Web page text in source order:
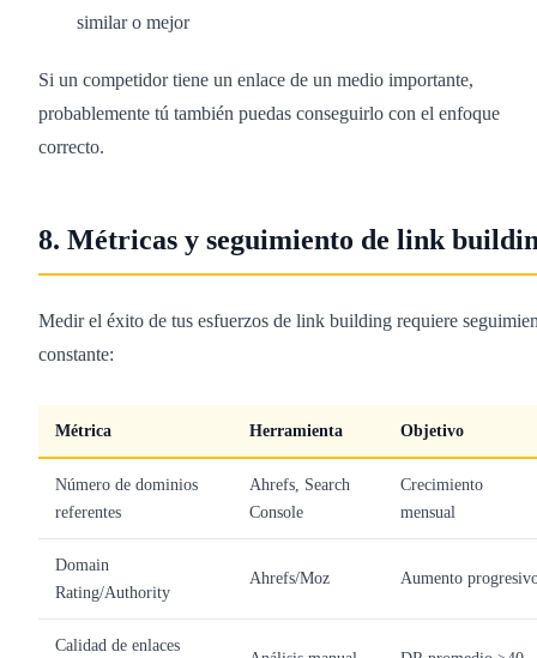
similar o mejor
Si un competidor tiene un enlace de un medio importante,
probablemente tú también puedas conseguirlo con el enfoque
correcto.
8. Métricas y seguimiento de link
Medir el éxito de tus esfuerzos de link building requiere
constante:
Métrica Herramienta Objetivo
Número de dominios
referentes
Ahrefs, Search
Console
Crecimiento
mensual
Domain
Rating/Authority
Ahrefs/Moz Aumento
Calidad de enlaces